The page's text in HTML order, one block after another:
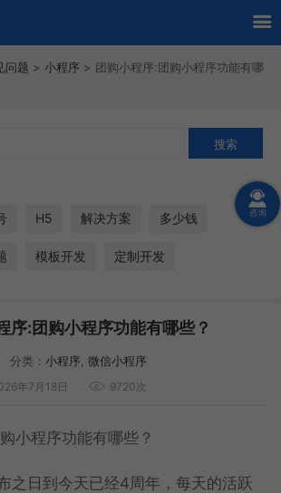
问题 > 小程序 > 团购小程序:团购小程序功能有哪
H5 解决方案 多少钱
模板开发 定制开发
序:团购小程序功能有哪些？
分类： 小程序 微信小程序
年7月18日 9720次
之日到今天已经4周年，每天的活跃